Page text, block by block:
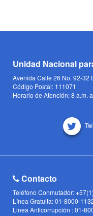
Unidad Nacional
Avenida Calle 26 No. 92-32
Código Postal: 111071
Horario de Atención: 8 a.m.
Contacto
Teléfono Conmutador:
Línea Gratuita: 01-8000-
Linea Anticorrupción : 01-